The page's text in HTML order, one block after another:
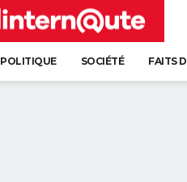
POLITIQUE SOCIÉTÉ FAITS